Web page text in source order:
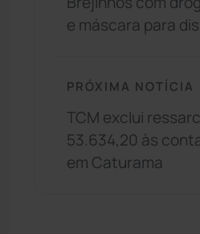
e máscara para
PRÓXIMA NOTÍCIA
TCM exclui
53.634,20 às
em Caturama